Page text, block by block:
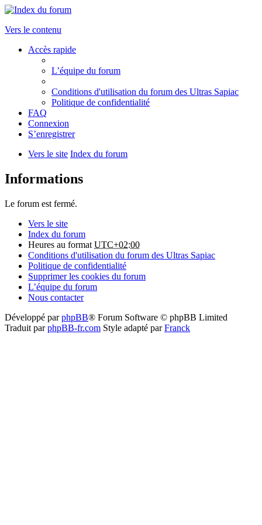
Vers le contenu
Accès rapide
L’équipe du forum
Conditions d'utilisation du forum des Ultras Sapiac
Politique de confidentialité
FAQ
Connexion
S’enregistrer
Vers le site Index du forum
Informations
Le forum est fermé.
Vers le site
Index du forum
Heures au format UTC+02:00
Conditions d'utilisation du forum des Ultras Sapiac
Politique de confidentialité
Supprimer les cookies du forum
L’équipe du forum
Nous contacter
Développé parphpBB® Forum Software © phpBB Limited
Traduit parphpBB-fr.com Style adapté parFranck